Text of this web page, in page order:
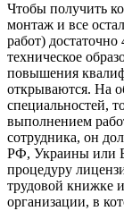
Чтобы получить
монтаж и все
работ)
техническое
повышения
открываются. На
специальностей,
выполнением
сотрудника, он
РФ, Украины или
процедуру
трудовой книжке
организации, в